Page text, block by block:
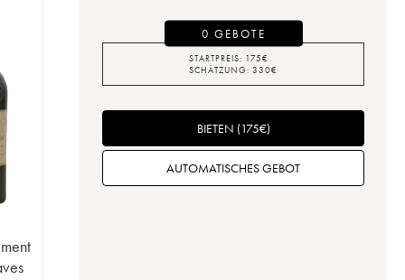
0 GEBOTE
STARTPREIS: 175€
SCHÄTZUNG: 330€
BIETEN (175€)
AUTOMATISCHES GEBOT